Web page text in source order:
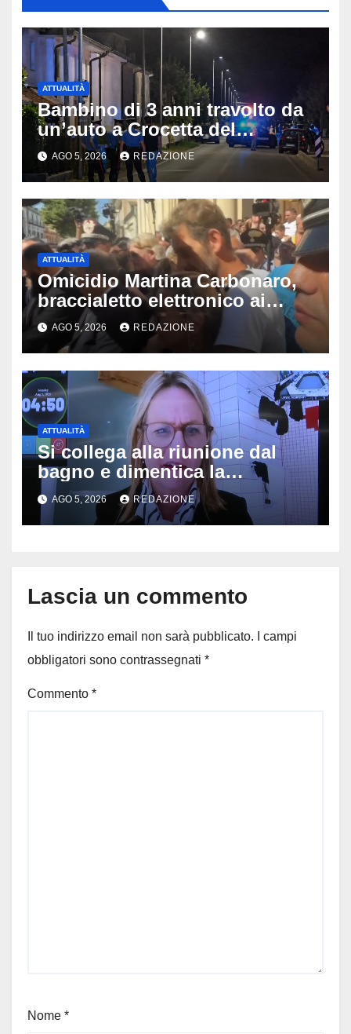
ATTUALITÀ
Bambino di 3 anni travolto da
un’auto a Crocetta del
Montello: è gravissimo,
trasportato in elicottero a
Padova
AGO 5, 2026 REDAZIONE
ATTUALITÀ
Omicidio Martina Carbonaro,
braccialetto elettronico ai
genitori della 14enne: non
potranno avvicinarsi alla
famiglia di Alessio Tucci
AGO 5, 2026 REDAZIONE
ATTUALITÀ
Si collega alla riunione dal
bagno e dimentica la
telecamera accesa: tutti
vedono il bucato, il video
diventa virale
AGO 5, 2026 REDAZIONE
Lascia un commento
Il tuo indirizzo email non sarà pubblicato.
I campi
obbligatori sono contrassegnati *
Commento *
Nome *